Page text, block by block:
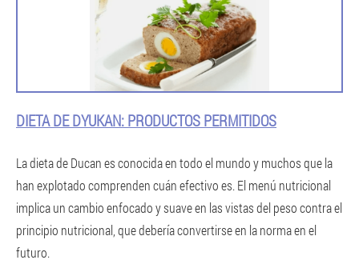
DIETA DE DYUKAN: PRODUCTOS PERMITIDOS
La dieta de Ducan es conocida en todo el mundo y muchos que la
han explotado comprenden cuán efectivo es. El menú nutricional
implica un cambio enfocado y suave en las vistas del peso contra el
principio nutricional, que debería convertirse en la norma en el
futuro.